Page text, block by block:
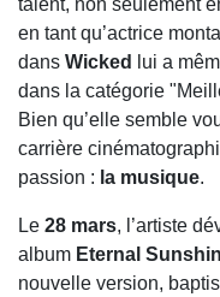
talent, non seulement
en tant qu’actrice
dans Wicked lui a
dans la catégorie
Bien qu’elle semble
carrière
passion : la musique.
Le 28 mars, l’artiste
album Eternal
nouvelle version,